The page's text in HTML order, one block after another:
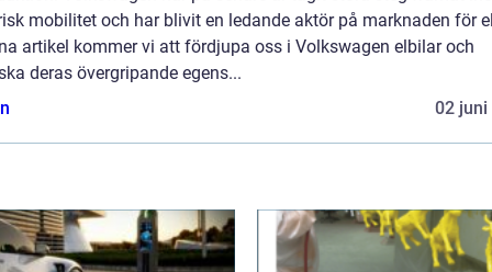
mobilitet och har blivit en ledande aktör på marknaden för
artikel kommer vi att fördjupa oss i Volkswagen elbilar och
deras övergripande egens...
02 juni